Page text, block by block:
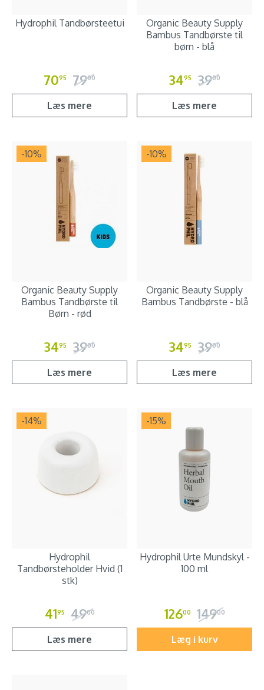
Hydrophil Tandbørsteetui
7095 7900
Læs mere
Organic Beauty Supply
Bambus Tandbørste til
børn - blå
3495 3900
Læs mere
-10%
Organic Beauty Supply
Bambus Tandbørste til
Børn - rød
3495 3900
Læs mere
-10%
Organic Beauty Supply
Bambus Tandbørste - blå
3495 3900
Læs mere
-14%
Hydrophil
Tandbørsteholder Hvid (1
stk)
4195 4900
Læs mere
-15%
Hydrophil Urte Mundskyl -
100 ml
12600 14900
Læg i kurv